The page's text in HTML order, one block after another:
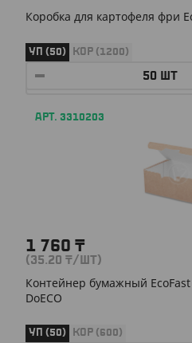
Коробка для картофеля фри
УП (50) КОР (1200)
АРТ. 3310203
1 760 ₸
(35.20 ₸/ШТ)
Контейнер бумажный EcoFast
DoECO
УП (50) КОР (600)